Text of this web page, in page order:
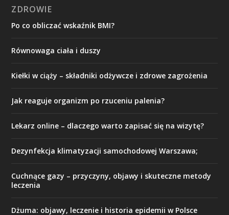
ZDROWIE
Po co obliczać wskaźnik BMI?
Równowaga ciała i duszy
Kiełki w ciąży – składniki odżywcze i zdrowe zagrożenia
Jak reaguje organizm po rzuceniu palenia?
Lekarz online – dlaczego warto zapisać się na wizytę?
Dezynfekcja klimatyzacji samochodowej Warszawa;
Cuchnące gazy – przyczyny, objawy i skuteczne metody
leczenia
Dżuma: objawy, leczenie i historia epidemii w Polsce